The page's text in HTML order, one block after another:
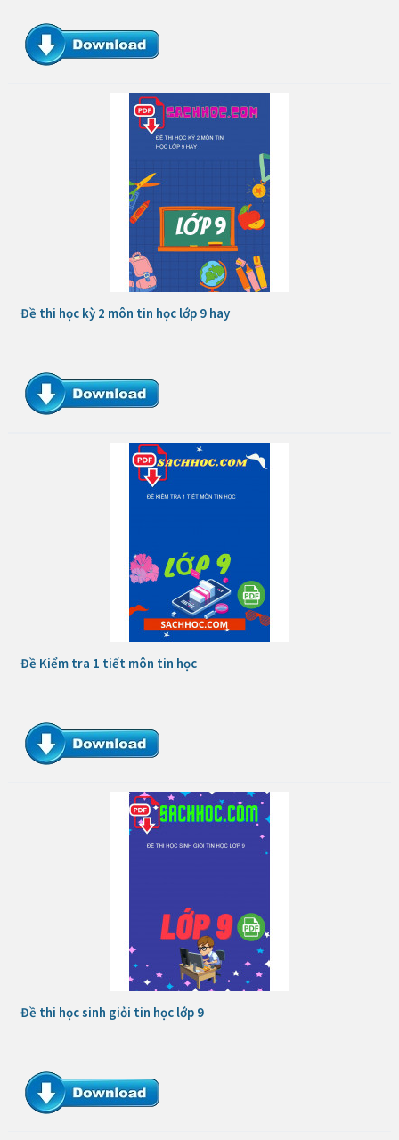
Đề thi học kỳ 2 môn tin học lớp 9 hay
Đề Kiểm tra 1 tiết môn tin học
Đề thi học sinh giỏi tin học lớp 9